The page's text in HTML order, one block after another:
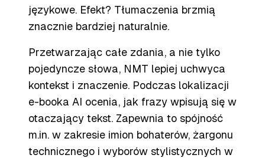
językowe. Efekt? Tłumaczenia brzmią
znacznie bardziej naturalnie.
Przetwarzając całe zdania, a nie tylko
pojedyncze słowa, NMT lepiej uchwyca
kontekst i znaczenie. Podczas lokalizacji
e-booka AI ocenia, jak frazy wpisują się w
otaczający tekst. Zapewnia to spójność
m.in. w zakresie imion bohaterów, żargonu
technicznego i wyborów stylistycznych w